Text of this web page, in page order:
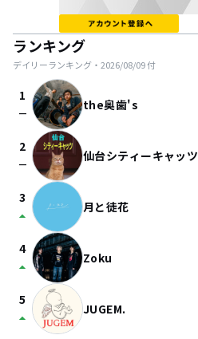
ランキング
デイリーランキング・ 2026/08/09付
1
check_indeterminate_small the奥歯's
2
check_indeterminate_small 仙台シティーキャッツ
3
arrow_drop_up 月と徒花
4
arrow_drop_up Zoku
5
arrow_drop_up JUGEM.